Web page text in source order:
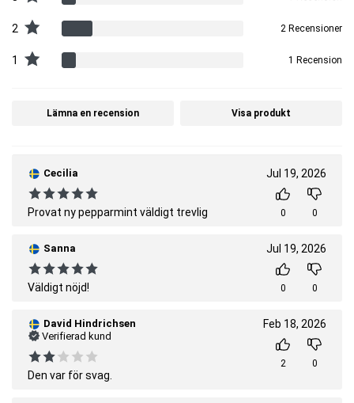
2 2 Recensioner
1 1 Recension
Lämna en recension Visa produkt
Cecilia
Provat ny pepparmint väldigt trevlig
Jul 19, 2026
0 0
Sanna
Väldigt nöjd!
Jul 19, 2026
0 0
David Hindrichsen
Verifierad kund
Den var för svag.
Feb 18, 2026
2 0